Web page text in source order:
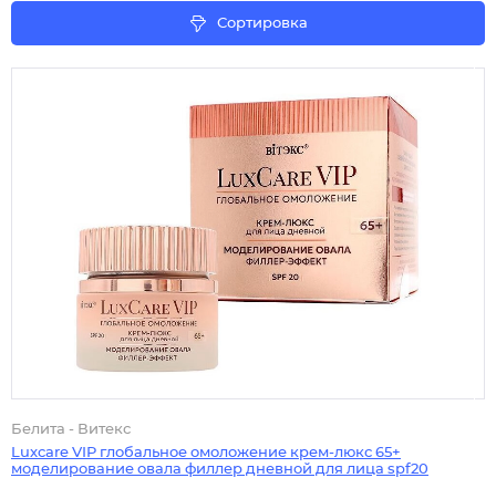
Сортировка
Белита - Витекс
Luxcare VIP глобальное омоложение крем-люкс 65+
моделирование овала филлер дневной для лица spf20